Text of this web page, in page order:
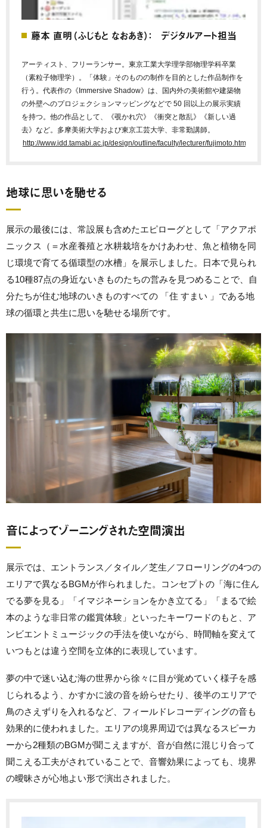
藤本 直明（ふじもと なおあき）： デジタルアート担当
アーティスト、フリーランサー。東京工業大学理学部物理学科卒業
（素粒子物理学）。「体験」そのものの制作を目的とした作品制作を
行う。代表作の《Immersive Shadow》は、国内外の美術館や建築物
の外壁へのプロジェクションマッピングなどで 50 回以上の展示実績
を持つ。他の作品として、《覗かれ穴》《衝突と散乱》《新しい過
去》など。多摩美術大学および東京工芸大学、非常勤講師。
http://www.idd.tamabi.ac.jp/design/outline/faculty/lecturer/fujimoto.html
地球に思いを馳せる
展示の最後には、常設展も含めたエピローグとして「アクアポ
ニックス（＝ 水産養殖と水耕栽培をかけあわせ、魚と植物を同
じ環境で育てる循環型の水槽 」を展示しました。日本で見られ
る10種87点の身近ないきものたちの営みを見つめることで、自
分たちが住む地球のいきものすべての 「住 すまい 」である地
球の循環と共生に思いを馳せる場所です。
音によってゾーニングされた空間演出
展示では、エントランス／タイル／芝生／フローリングの4つの
エリアで異なるBGMが作られました。コンセプトの「海に住ん
でる夢を見る」「イマジネーションをかき立てる」「まるで絵
本のような非日常の鑑賞体験」といったキーワードのもと、ア
ンビエントミュージックの手法を使いながら、時間軸を変えて
いつもとは違う空間を立体的に表現しています。
夢の中で迷い込む海の世界から徐々に目が覚めていく様子を感
じられるよう、かすかに波の音を紛らせたり、後半のエリアで
鳥のさえずりを入れるなど、フィールドレコーディングの音も
効果的に使われました。 エリアの境界周辺では異なるスピーカ
ーから2種類のBGMが聞こえますが、音が自然に混じり合って
聞こえる工夫がされていることで、音響効果によっても、境界
の曖昧さが心地よい形で演出されました。